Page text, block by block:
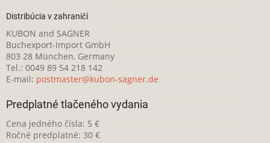
Distribúcia v zahraničí
KUBON and SAGNER
Buchexport-Import GmbH
803 28 München, Germany
Tel.: 0049 89 54 218 142
E-mail: postmaster@kubon-sagner.de
Predplatné tlačeného vydania
Cena jedného čísla: 5 €
Ročné predplatné: 30 €